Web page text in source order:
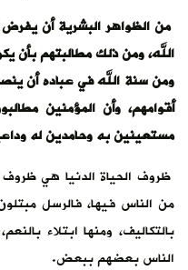
من الظواهر البشرية أن
الله، ومن ذلك مطالبتهم بأن
ومن سنة الله في عباده أن
أقوامهم، وأن المؤمنين
مستعينين به وحامدين له
ظروف الحياة الدنيا هي
من الناس فيها، فالرسل
بالتكاليف، ومنها ابتلاء
الناس بعضهم ببعض.